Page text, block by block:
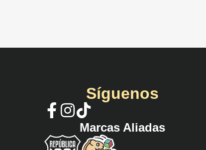
Síguenos
Marcas Aliadas